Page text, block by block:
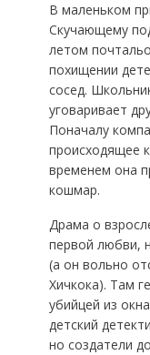
В маленьком
Скучающему
летом
похищении
сосед.
уговаривает
Поначалу
происходящее
временем она
кошмар.
Драма о
первой любви,
(а он вольно
Хичкока). Там
убийцей из
детский
но создатели